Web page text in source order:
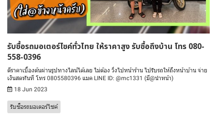
รับซื้อรถมอเตอร์ไซค์ทั่วไทย ให้ราคาสูง รับซื้อถึงบ้าน โทร 080-
558-0396
ตีราคาเบื้องต้นผ่านรูปทางไลน์ได้เลย ไม่ต้อง วิ่งไปหน้าร้าน ไปรับรถให้ถึงหน้าบ้าน จ่าย
เงินสดทันที โทร 0805580396 แมค LINE ID: @mc1331 (มี@นำหน้า)
18 Jun 2023
รับซื้อรถมอเตอร์ไซค์